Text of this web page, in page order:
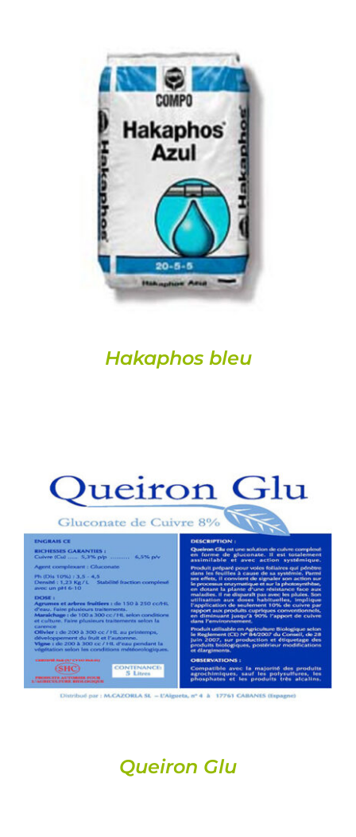
DETAILS
Hakaphos bleu
DETAILS
Queiron Glu